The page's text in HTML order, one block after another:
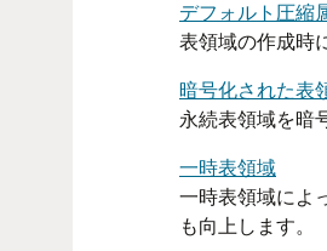
デフォルト圧縮
表領域の作成時
暗号化された表
永続表領域を暗
一時表領域
一時表領域によ
も向上します。